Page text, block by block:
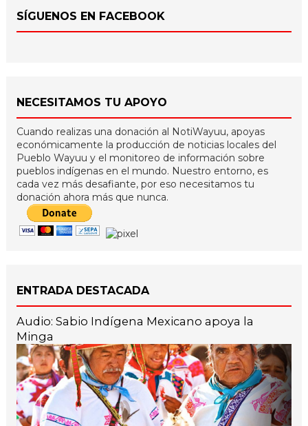
SÍGUENOS EN FACEBOOK
NECESITAMOS TU APOYO
Cuando realizas una donación al NotiWayuu, apoyas
económicamente la producción de noticias locales del
Pueblo Wayuu y el monitoreo de información sobre
pueblos indígenas en el mundo. Nuestro entorno, es
cada vez más desafiante, por eso necesitamos tu
donación ahora más que nunca.
ENTRADA DESTACADA
Audio: Sabio Indígena Mexicano apoya la
Minga